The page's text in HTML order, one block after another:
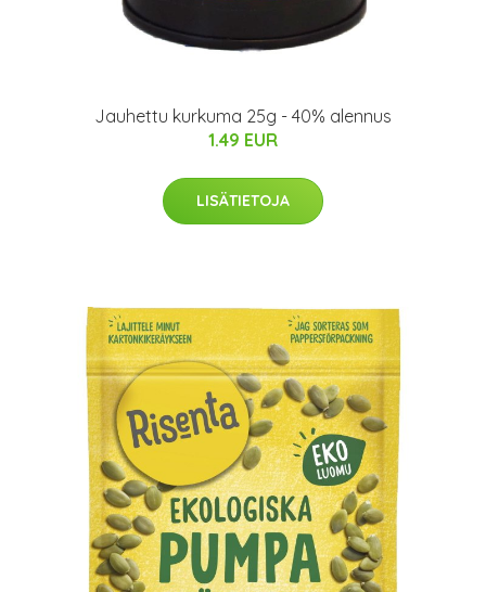
Jauhettu kurkuma 25g - 40% alennus
1.49 EUR
LISÄTIETOJA